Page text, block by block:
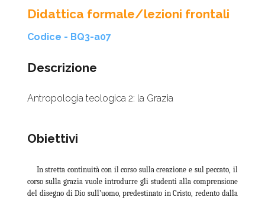
Didattica formale/lezioni frontali
Codice - BQ3-a07
Descrizione
Antropologia teologica 2: la Grazia
Obiettivi
In stretta continuità con il corso sulla creazione e sul peccato, il
corso sulla grazia vuole introdurre gli studenti alla comprensione
del disegno di Dio sull’uomo, predestinato in Cristo, redento dalla